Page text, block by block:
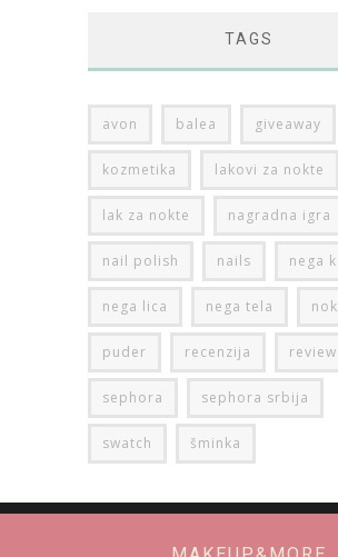
TAGS
avon balea giveaway
kozmetika lakovi za nokte
lak za nokte nagradna igra
nail polish nails nega
nega lica nega tela
puder recenzija review
sephora sephora srbija
swatch šminka